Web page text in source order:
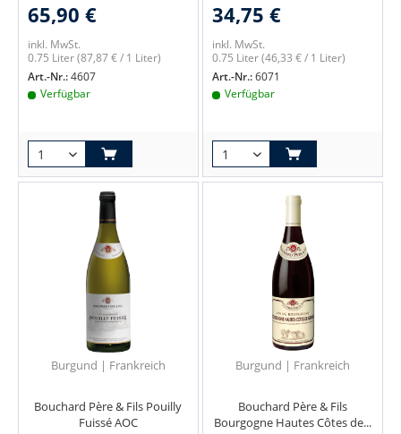
65,90 €
inkl. MwSt.
0.75 Liter(87,87 € / 1 Liter)
Art.-Nr.:4607
Verfügbar
34,75 €
inkl. MwSt.
0.75 Liter(46,33 € / 1 Liter)
Art.-Nr.:6071
Verfügbar
Burgund | Frankreich
Bouchard Père & Fils Pouilly
Fuissé AOC
Burgund | Frankreich
Bouchard Père & Fils
Bourgogne Hautes Côtes de...